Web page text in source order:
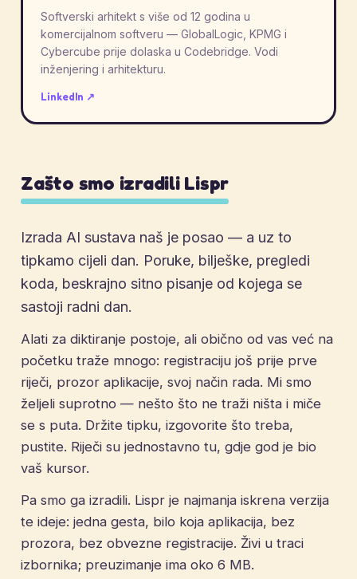
Softverski arhitekt s više od 12 godina u
komercijalnom softveru — GlobalLogic, KPMG i
Cybercube prije dolaska u Codebridge. Vodi
inženjering i arhitekturu.
LinkedIn ↗
Zašto smo izradili Lispr
Izrada AI sustava naš je posao — a uz to
tipkamo cijeli dan. Poruke, bilješke, pregledi
koda, beskrajno sitno pisanje od kojega se
sastoji radni dan.
Alati za diktiranje postoje, ali obično od vas već na
početku traže mnogo: registraciju još prije prve
riječi, prozor aplikacije, svoj način rada. Mi smo
željeli suprotno — nešto što ne traži ništa i miče
se s puta. Držite tipku, izgovorite što treba,
pustite. Riječi su jednostavno tu, gdje god je bio
vaš kursor.
Pa smo ga izradili. Lispr je najmanja iskrena verzija
te ideje: jedna gesta, bilo koja aplikacija, bez
prozora, bez obvezne registracije. Živi u traci
izbornika; preuzimanje ima oko 6 MB.